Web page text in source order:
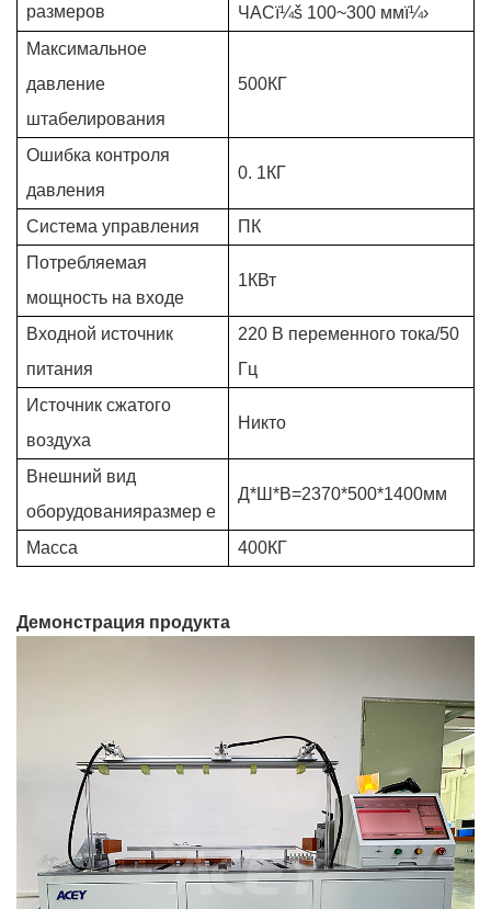
размеров
ЧАСï¼š 100~300 ммï¼›
Максимальное
давление
штабелирования
500КГ
Ошибка контроля
давления
0. 1КГ
Система управления
ПК
Потребляемая
мощность на входе
1КВт
Входной источник
питания
220 В переменного тока/50
Гц
Источник сжатого
воздуха
Никто
Внешний вид
оборудованияразмер е
Д*Ш*В=2370*500*1400мм
Масса 400КГ
Демонстрация продукта